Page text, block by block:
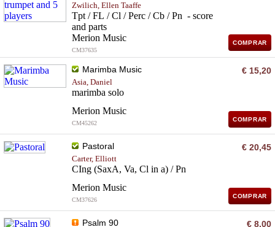
Zwilich, Ellen Taaffe
Tpt / FL / Cl / Perc / Cb / Pn - score
and parts
Merion Music
CM37635
COMPRAR
Marimba Music
Asia, Daniel
marimba solo
Merion Music
CM45262
€ 15,20
COMPRAR
Pastoral
Carter, Elliott
CIng (SaxA, Va, Cl in a) / Pn
Merion Music
CM37626
€ 20,45
COMPRAR
Psalm 90 € 8,00